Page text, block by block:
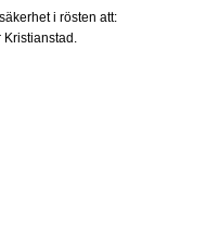
i rösten att:
Kristianstad.